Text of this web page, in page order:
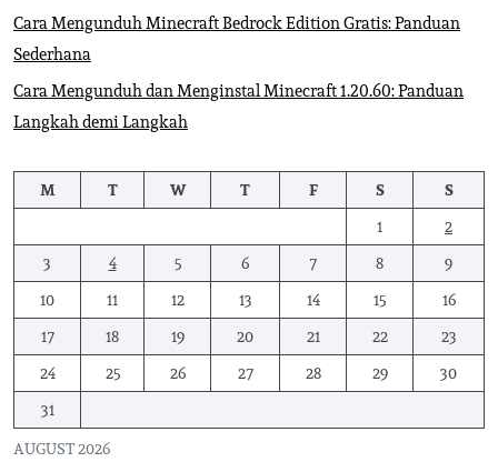
Cara Mengunduh Minecraft Bedrock Edition Gratis: Panduan
Sederhana
Cara Mengunduh dan Menginstal Minecraft 1.20.60: Panduan
Langkah demi Langkah
AUGUST 2026
M T W T F S
S
1
2
3
4 5 6 7 8
9
10
11 12 13 14 15
16
17
18 19 20 21 22
23
24
25 26 27 28 29
30
31